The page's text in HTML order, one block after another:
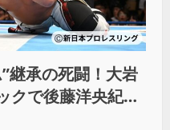
継承の死闘！大岩
クで後藤洋央紀か
ベンジ＆4勝目」